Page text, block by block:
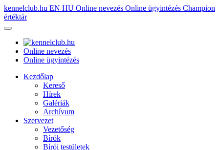
kennelclub.hu EN HU Online nevezés Online ügyintézés Champion
értéktár
Online nevezés
Online ügyintézés
Kezdőlap
Kereső
Hírek
Galériák
Archívum
Szervezet
Vezetőség
Bírók
Bírói testületek